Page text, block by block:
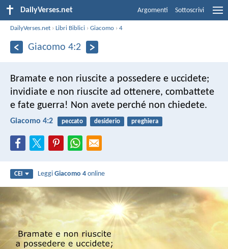
DailyVerses.net Argomenti Sottoscrivi
DailyVerses.net ›Libri Biblici ›Giacomo ›4
Giacomo 4:2
Bramate e non riuscite a possedere e uccidete;
invidiate e non riuscite ad ottenere, combattete
e fate guerra! Non avete perché non chiedete.
Giacomo 4:2 peccato desiderio preghiera
CEI LeggiGiacomo 4 online